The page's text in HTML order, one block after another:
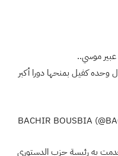
عبير موسي..
وحده كفيل بمنحها دورا أكبر
به رئيسة حزب الدستوري